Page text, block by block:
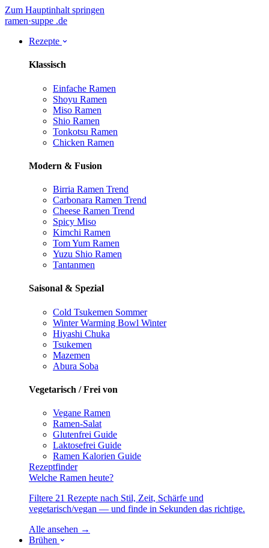
Zum Hauptinhalt springen
ramen·suppe .de
Rezepte
Klassisch
Einfache Ramen
Shoyu Ramen
Miso Ramen
Shio Ramen
Tonkotsu Ramen
Chicken Ramen
Modern & Fusion
Birria Ramen Trend
Carbonara Ramen Trend
Cheese Ramen Trend
Spicy Miso
Kimchi Ramen
Tom Yum Ramen
Yuzu Shio Ramen
Tantanmen
Saisonal & Spezial
Cold Tsukemen Sommer
Winter Warming Bowl Winter
Hiyashi Chuka
Tsukemen
Mazemen
Abura Soba
Vegetarisch / Frei von
Vegane Ramen
Ramen-Salat
Glutenfrei Guide
Laktosefrei Guide
Ramen Kalorien Guide
Rezeptfinder
Welche Ramen heute?
Filtere 21 Rezepte nach Stil, Zeit, Schärfe und
vegetarisch/vegan — und finde in Sekunden das richtige.
Alle ansehen →
Brühen